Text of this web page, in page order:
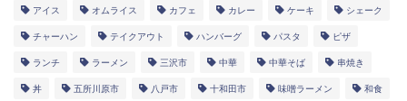
アイス オムライス カフェ カレー ケーキ シェーク
チャーハン テイクアウト ハンバーグ パスタ ピザ
ランチ ラーメン 三沢市 中華 中華そば 串焼き
丼 五所川原市 八戸市 十和田市 味噌ラーメン 和食